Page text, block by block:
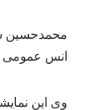
محمدحسین
انس عمومی
وی این